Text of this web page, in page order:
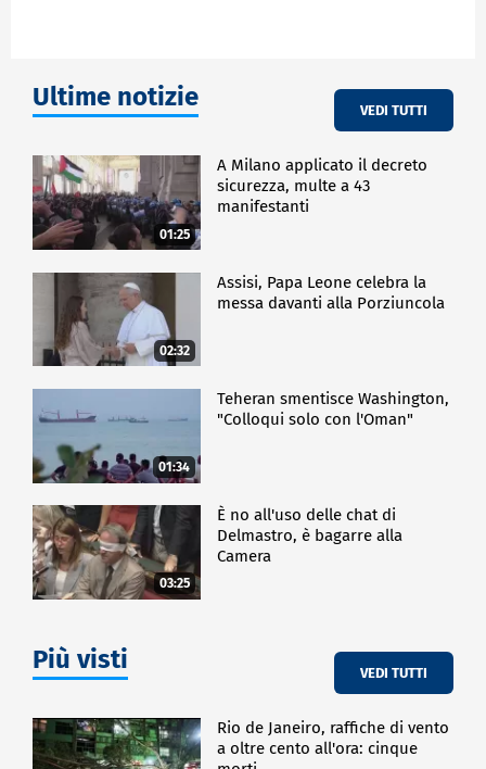
Ultime notizie VEDI TUTTI
01:25
A Milano applicato il decreto
sicurezza, multe a 43
manifestanti
02:32
Assisi, Papa Leone celebra la
messa davanti alla Porziuncola
01:34
Teheran smentisce Washington,
"Colloqui solo con l'Oman"
03:25
È no all'uso delle chat di
Delmastro, è bagarre alla
Camera
Più visti VEDI TUTTI
Rio de Janeiro, raffiche di vento
a oltre cento all'ora: cinque